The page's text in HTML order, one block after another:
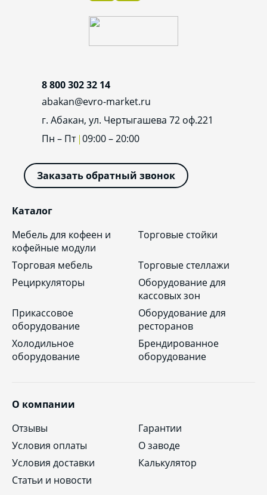
Каталог
Мебель для кофеен и
кофейные модули
Торговые стойки
Торговая мебель
Торговые стеллажи
Рециркуляторы
Оборудование для
кассовых зон
Прикассовое
оборудование
Оборудование для
ресторанов
Холодильное
оборудование
Брендированное
оборудование
О компании
Отзывы
Гарантии
Условия оплаты
О заводе
Условия доставки
Калькулятор
Статьи и новости
8 800 302 32 14
abakan@evro-market.ru
г. Абакан, ул. Чертыгашева 72 оф.221
Пн – Пт 09:00 – 20:00
Заказать обратный звонок